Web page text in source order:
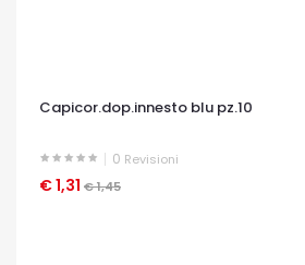
Capicor.dop.innesto blu pz.10
0 Revisioni
€ 1,31 € 1,45
OCCHIATA VELOCE